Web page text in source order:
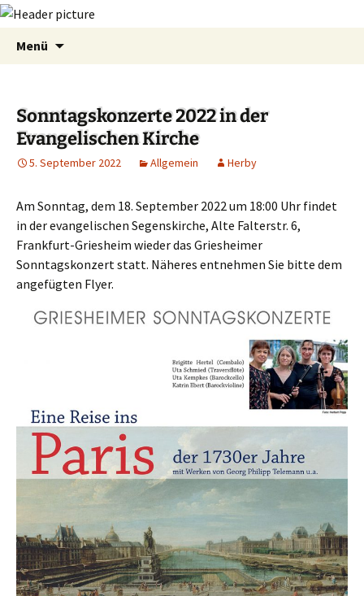
Menü
Sonntagskonzerte 2022 in der
Evangelischen Kirche
5. September 2022 Allgemein Herby
Am Sonntag, dem 18. September 2022 um 18:00 Uhr findet
in der evangelischen Segenskirche, Alte Falterstr. 6,
Frankfurt-Griesheim wieder das Griesheimer
Sonntagskonzert statt. Näheres entnehmen Sie bitte dem
angefügten Flyer.